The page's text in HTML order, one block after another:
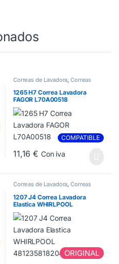
Correas de Lavadora,Correas
1265 H7 Correa Lavadora
FAGOR L70A00518
COMPATIBLE
11,16€ Con iva
Correas de Lavadora,Correas
1207 J4 Correa Lavadora
Elastica WHIRLPOOL
481235818204
ORIGINAL